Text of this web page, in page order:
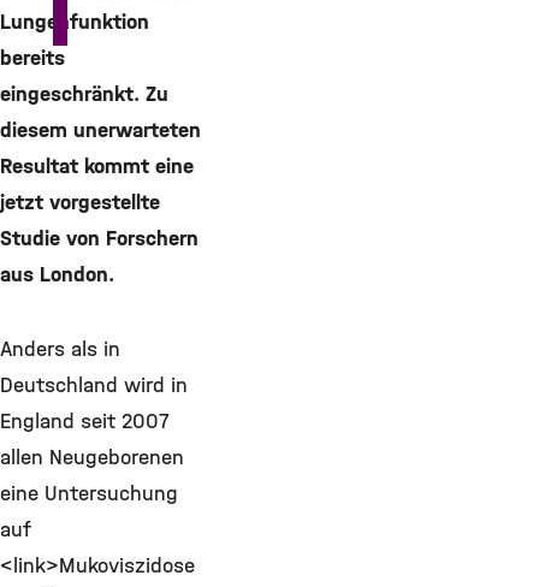
Lungenfunktion
bereits
eingeschränkt. Zu
diesem unerwarteten
Resultat kommt eine
jetzt vorgestellte
Studie von Forschern
aus London.
Anders als in
Deutschland wird in
England seit 2007
allen Neugeborenen
eine Untersuchung
auf
<link>Mukoviszidose